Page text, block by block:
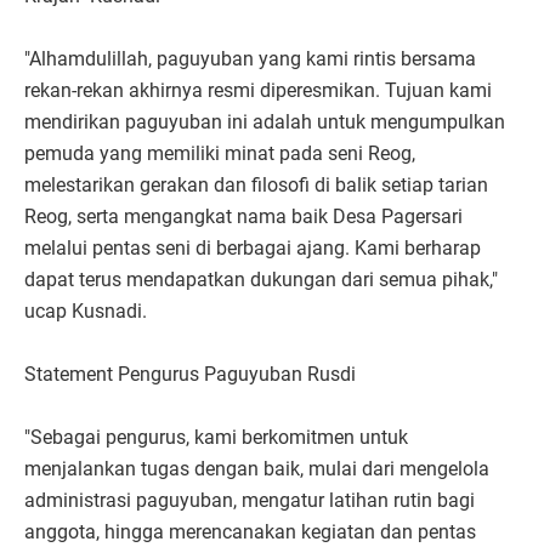
"Alhamdulillah, paguyuban yang kami rintis bersama
rekan-rekan akhirnya resmi diperesmikan. Tujuan kami
mendirikan paguyuban ini adalah untuk mengumpulkan
pemuda yang memiliki minat pada seni Reog,
melestarikan gerakan dan filosofi di balik setiap tarian
Reog, serta mengangkat nama baik Desa Pagersari
melalui pentas seni di berbagai ajang. Kami berharap
dapat terus mendapatkan dukungan dari semua pihak,"
ucap Kusnadi.
Statement Pengurus Paguyuban Rusdi
"Sebagai pengurus, kami berkomitmen untuk
menjalankan tugas dengan baik, mulai dari mengelola
administrasi paguyuban, mengatur latihan rutin bagi
anggota, hingga merencanakan kegiatan dan pentas